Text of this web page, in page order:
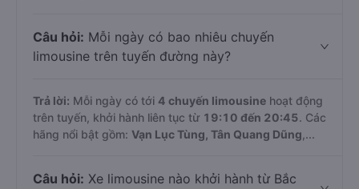
Câu hỏi: Mỗi ngày có bao nhiêu chuyến
limousine trên tuyến đường này?
Trả lời: Mỗi ngày có tới 4 chuyến limousine hoạt động
trên tuyến, khởi hành liên tục từ 19:10 đến 20:45. Các
hãng nổi bật gồm: Vạn Lục Tùng, Tân Quang Dũng ,...
Câu hỏi: Xe limousine nào khởi hành từ Bắc